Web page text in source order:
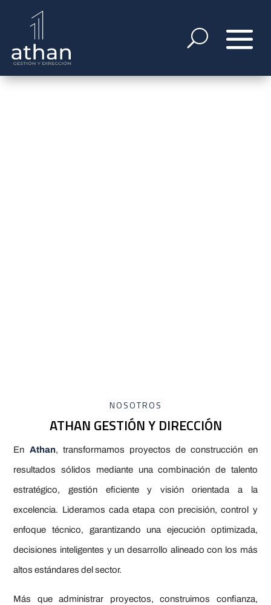
NOSOTROS
ATHAN GESTIÓN Y DIRECCIÓN
En Athan, transformamos proyectos de construcción en
resultados sólidos mediante una combinación de talento
estratégico, gestión eficiente y visión orientada a la
excelencia. Lideramos cada etapa con precisión, control y
enfoque técnico, garantizando una ejecución optimizada,
decisiones inteligentes y un desarrollo alineado con los más
altos estándares del sector.
Más que administrar proyectos, construimos confianza,